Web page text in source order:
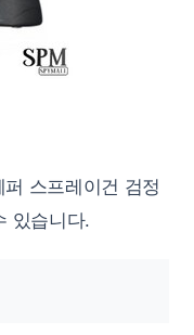
스프레이건 검정
있습니다.